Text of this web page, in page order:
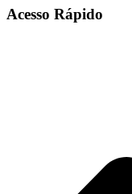
Acesso Rápido